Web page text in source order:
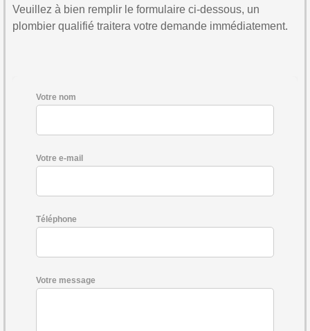
Veuillez à bien remplir le formulaire ci-dessous, un
plombier qualifié traitera votre demande immédiatement.
Votre nom
Votre e-mail
Téléphone
Votre message